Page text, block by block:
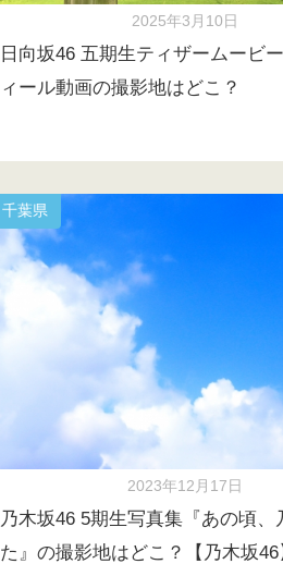
2025年3月10日
日向坂46 五期生ティザームービ
ィール動画の撮影地はどこ？
千葉県
2023年12月17日
乃木坂46 5期生写真集『あの頃、
た』の撮影地はどこ？【乃木坂46